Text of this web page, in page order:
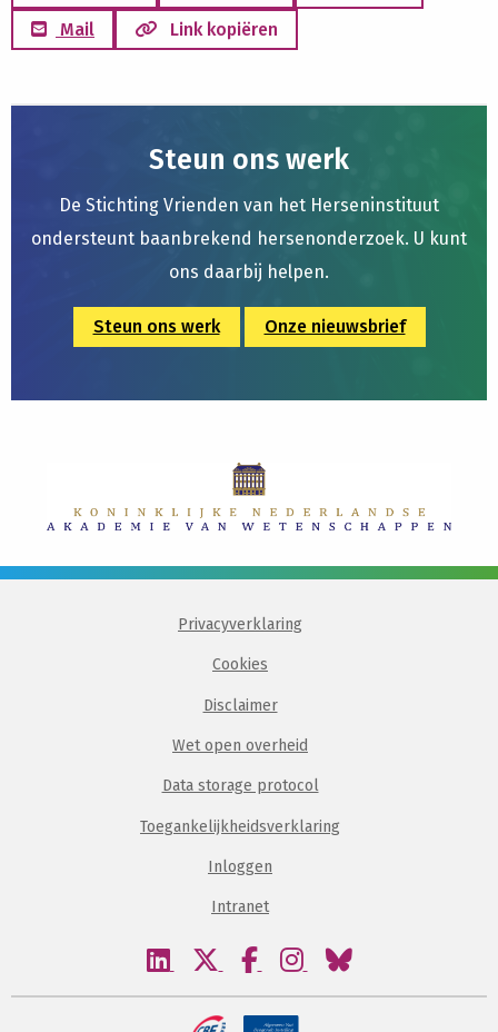
Mail
Link kopiëren
Steun ons werk
De Stichting Vrienden van het Herseninstituut
ondersteunt baanbrekend hersenonderzoek. U kunt
ons daarbij helpen.
Steun ons werk Onze nieuwsbrief
Privacyverklaring
Cookies
Disclaimer
Wet open overheid
Data storage protocol
Toegankelijkheidsverklaring
Inloggen
Intranet
Bezoek
linkedin
Bezoek
twitter
Bezoek
facebook
Bezoek
instagram
Bezoek